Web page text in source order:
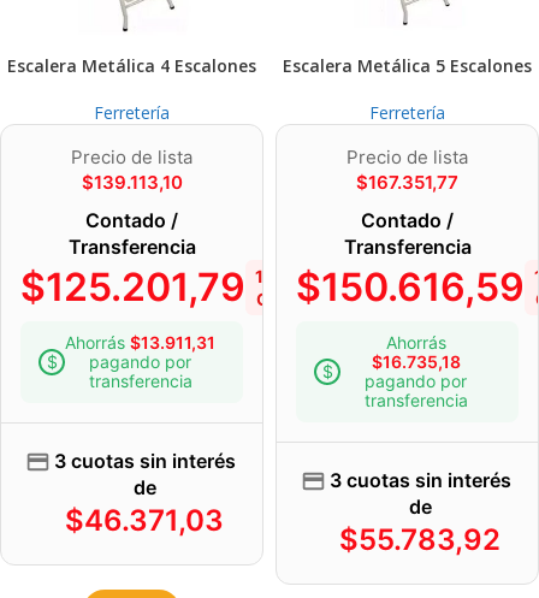
Escalera Metálica 4 Escalones
Ferretería
Precio de lista
$139.113,10
Contado /
Transferencia
$125.201,79 10%
OFF
Ahorrás $13.911,31
pagando por
transferencia
3 cuotas sin interés
de
$46.371,03
Escalera Metálica 5 Escalones
Ferretería
Precio de lista
$167.351,77
Contado /
Transferencia
$150.616,59
Ahorrás
$16.735,18
pagando por
transferencia
3 cuotas sin interés
de
$55.783,92